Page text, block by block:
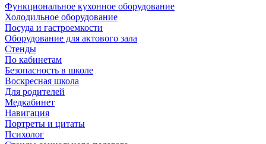
Функциональное кухонное оборудование
Холодильное оборудование
Посуда и гастроемкости
Оборудование для актового зала
Стенды
По кабинетам
Безопасность в школе
Воскресная школа
Для родителей
Медкабинет
Навигация
Портреты и цитаты
Психолог